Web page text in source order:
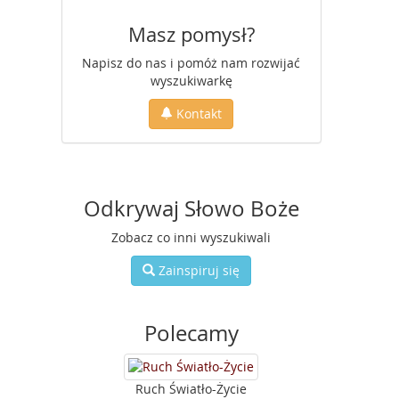
Masz pomysł?
Napisz do nas i pomóż nam rozwijać
wyszukiwarkę
Kontakt
Odkrywaj Słowo Boże
Zobacz co inni wyszukiwali
Zainspiruj się
Polecamy
Ruch Światło-Życie